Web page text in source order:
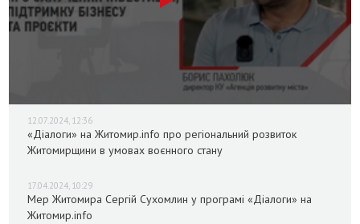
12.07.2024, 12:36
«Діалоги» на Житомир.info про регіональний розвиток
Житомирщини в умовах воєнного стану
17.04.2024, 10:29
Мер Житомира Сергій Сухомлин у програмі «Діалоги» на
Житомир.info